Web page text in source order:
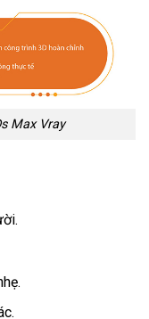
Max Vray